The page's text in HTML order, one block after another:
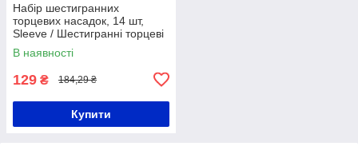
Набір шестигранних
торцевих насадок, 14 шт,
Sleeve / Шестигранні торцеві
головки / Насадки для
шуруповерта
В наявності
129 ₴ 184,29 ₴
Купити